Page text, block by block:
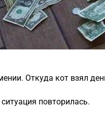
Откуда кот взял
повторилась.